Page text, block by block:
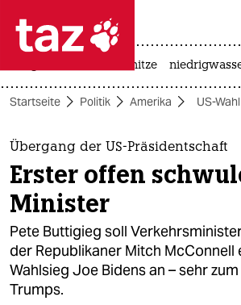
 taz zahl ich
taz zahl ich
themen
politik
öko
gesellschaft
kultur
hitze
Startseite Politik Amerika US-
Übergang der US-Präsidentschaft
Erster offen
Minister
Pete Buttigieg soll
der Republikaner Mitch McConnell
Wahlsieg Joe Bidens an – sehr
Trumps.